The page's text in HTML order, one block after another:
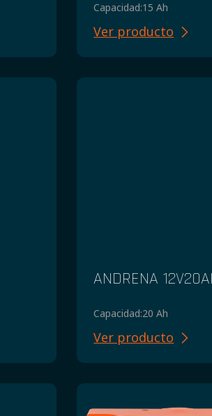
Capacidad:15 Ah
Ver producto
ANDRENA
Capacidad:20 Ah
Ver producto